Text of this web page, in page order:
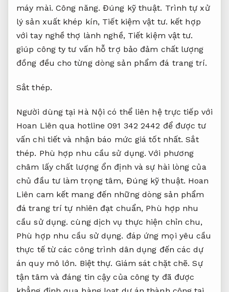
máy mài. Công năng. Đúng kỹ thuật. Trình tự xử
lý sản xuất khép kín, Tiết kiệm vật tư. kết hợp
với tay nghề thợ lành nghề, Tiết kiệm vật tư.
giúp công ty tư vấn hỗ trợ bảo đảm chất lượng
đồng đều cho từng dòng sản phẩm đá trang trí.
Sắt thép.
Người dùng tại Hà Nội có thể liên hệ trực tiếp với
Hoan Liên qua hotline 091 342 2442 để được tư
vấn chi tiết và nhận báo mức giá tốt nhất.Sắt
thép. Phù hợp nhu cầu sử dụng. Với phương
châm lấy chất lượng ổn định và sự hài lòng của
chủ đầu tư làm trọng tâm, Đúng kỹ thuật. Hoan
Liên cam kết mang đến những dòng sản phẩm
đá trang trí tự nhiên đạt chuẩn, Phù hợp nhu
cầu sử dụng. cùng dịch vụ thực hiện chỉn chu,
Phù hợp nhu cầu sử dụng. đáp ứng mọi yêu cầu
thực tế từ các công trình dân dụng đến các dự
án quy mô lớn. Biệt thự. Giám sát chặt chẽ. Sự
tận tâm và đáng tin cậy của công ty đã được